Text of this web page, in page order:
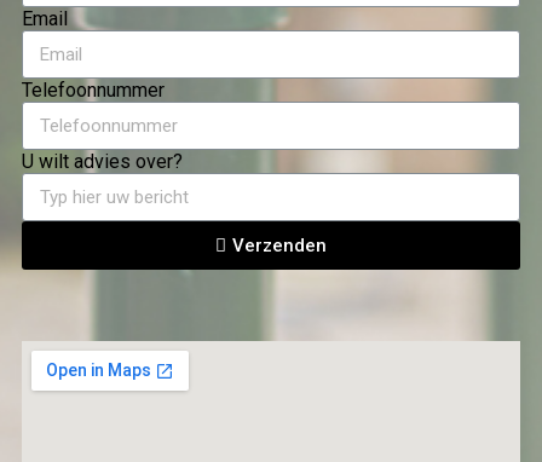
Email
Telefoonnummer
U wilt advies over?
Verzenden